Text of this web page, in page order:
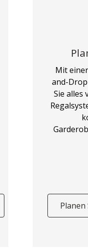
Mit
and-
Sie alles